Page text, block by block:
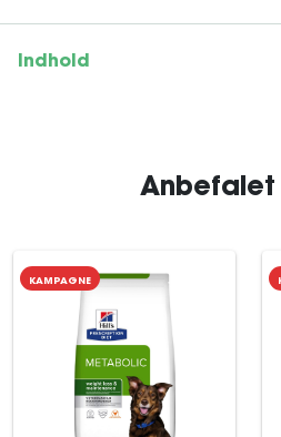
Indhold
Anbefalet
KAMPAGNE